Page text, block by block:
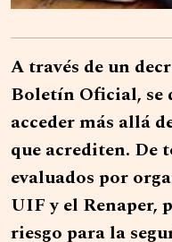
A través de un
Boletín Oficial, se
acceder más allá
que acrediten. De
evaluados por
UIF y el Renaper,
riesgo para la